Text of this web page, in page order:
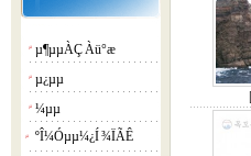
¡á µ¶µµÀÇ Àü°æ
¡á µ¿µµ
¡á ¼­µµ
¡á ºÎ¼Óµµ¼­¿Í ¾ÏÃÊ